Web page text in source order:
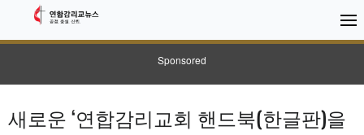
Sponsored
새로운 ‘연합감리교회 핸드북(한글판)을